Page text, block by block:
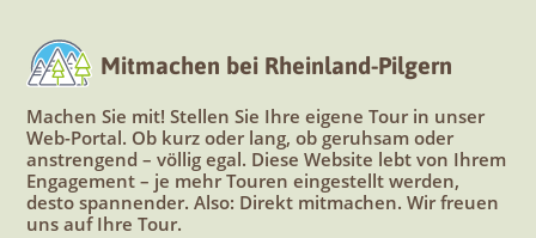
Mitmachen bei Rheinland-Pilgern
Machen Sie mit! Stellen Sie Ihre eigene Tour in unser
Web-Portal. Ob kurz oder lang, ob geruhsam oder
anstrengend – völlig egal. Diese Website lebt von Ihrem
Engagement – je mehr Touren eingestellt werden,
desto spannender. Also: Direkt mitmachen. Wir freuen
uns auf Ihre Tour.